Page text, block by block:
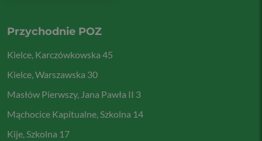
Przychodnie POZ
Kielce, Karczówkowska 45
Kielce, Warszawska 30
Masłów Pierwszy, Jana Pawła II 3
Mąchocice Kapitualne, Szkolna 14
Kije, Szkolna 17